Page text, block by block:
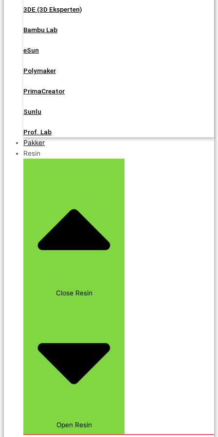
3DE (3D Eksperten)
Bambu Lab
eSun
Polymaker
PrimaCreator
Sunlu
Prof. Lab
Pakker
Resin
Close Resin
Open Resin